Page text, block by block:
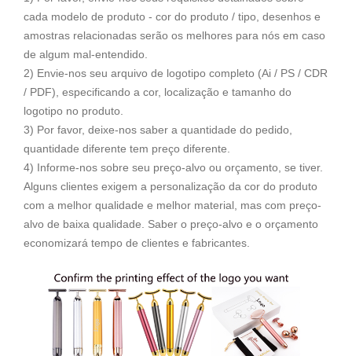
cada modelo de produto - cor do produto / tipo, desenhos e
amostras relacionadas serão os melhores para nós em caso
de algum mal-entendido.
2) Envie-nos seu arquivo de logotipo completo (Ai / PS / CDR
/ PDF), especificando a cor, localização e tamanho do
logotipo no produto.
3) Por favor, deixe-nos saber a quantidade do pedido,
quantidade diferente tem preço diferente.
4) Informe-nos sobre seu preço-alvo ou orçamento, se tiver.
Alguns clientes exigem a personalização da cor do produto
com a melhor qualidade e melhor material, mas com preço-
alvo de baixa qualidade. Saber o preço-alvo e o orçamento
economizará tempo de clientes e fabricantes.